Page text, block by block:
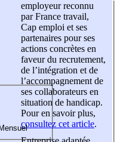
employeur reconnu
par France travail,
Cap emploi et ses
partenaires pour ses
actions concrètes en
faveur du recrutement,
de l’intégration et de
l’accompagnement de
ses collaborateurs en
situation de handicap.
Pour en savoir plus,
consultez cet article.